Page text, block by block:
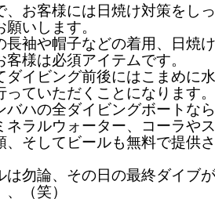
、お客様には日焼け対策をし
願いします。
長袖や帽子などの着用、日焼
客様は必須アイテムです。
ダイビング前後にはこまめに
っていただくことになります。
バハの全ダイビングボートな
ネラルウォーター、コーラや
、そしてビールも無料で提供
は勿論、その日の最終ダイブ
、（笑）